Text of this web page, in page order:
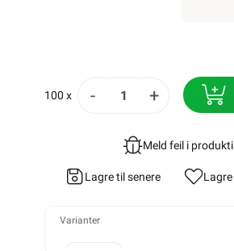
100 x - +
Meld feil i
Lagre til senere Lagre
Varianter